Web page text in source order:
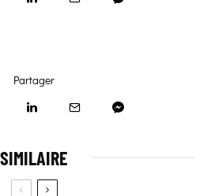
Partager
SIMILAIRE